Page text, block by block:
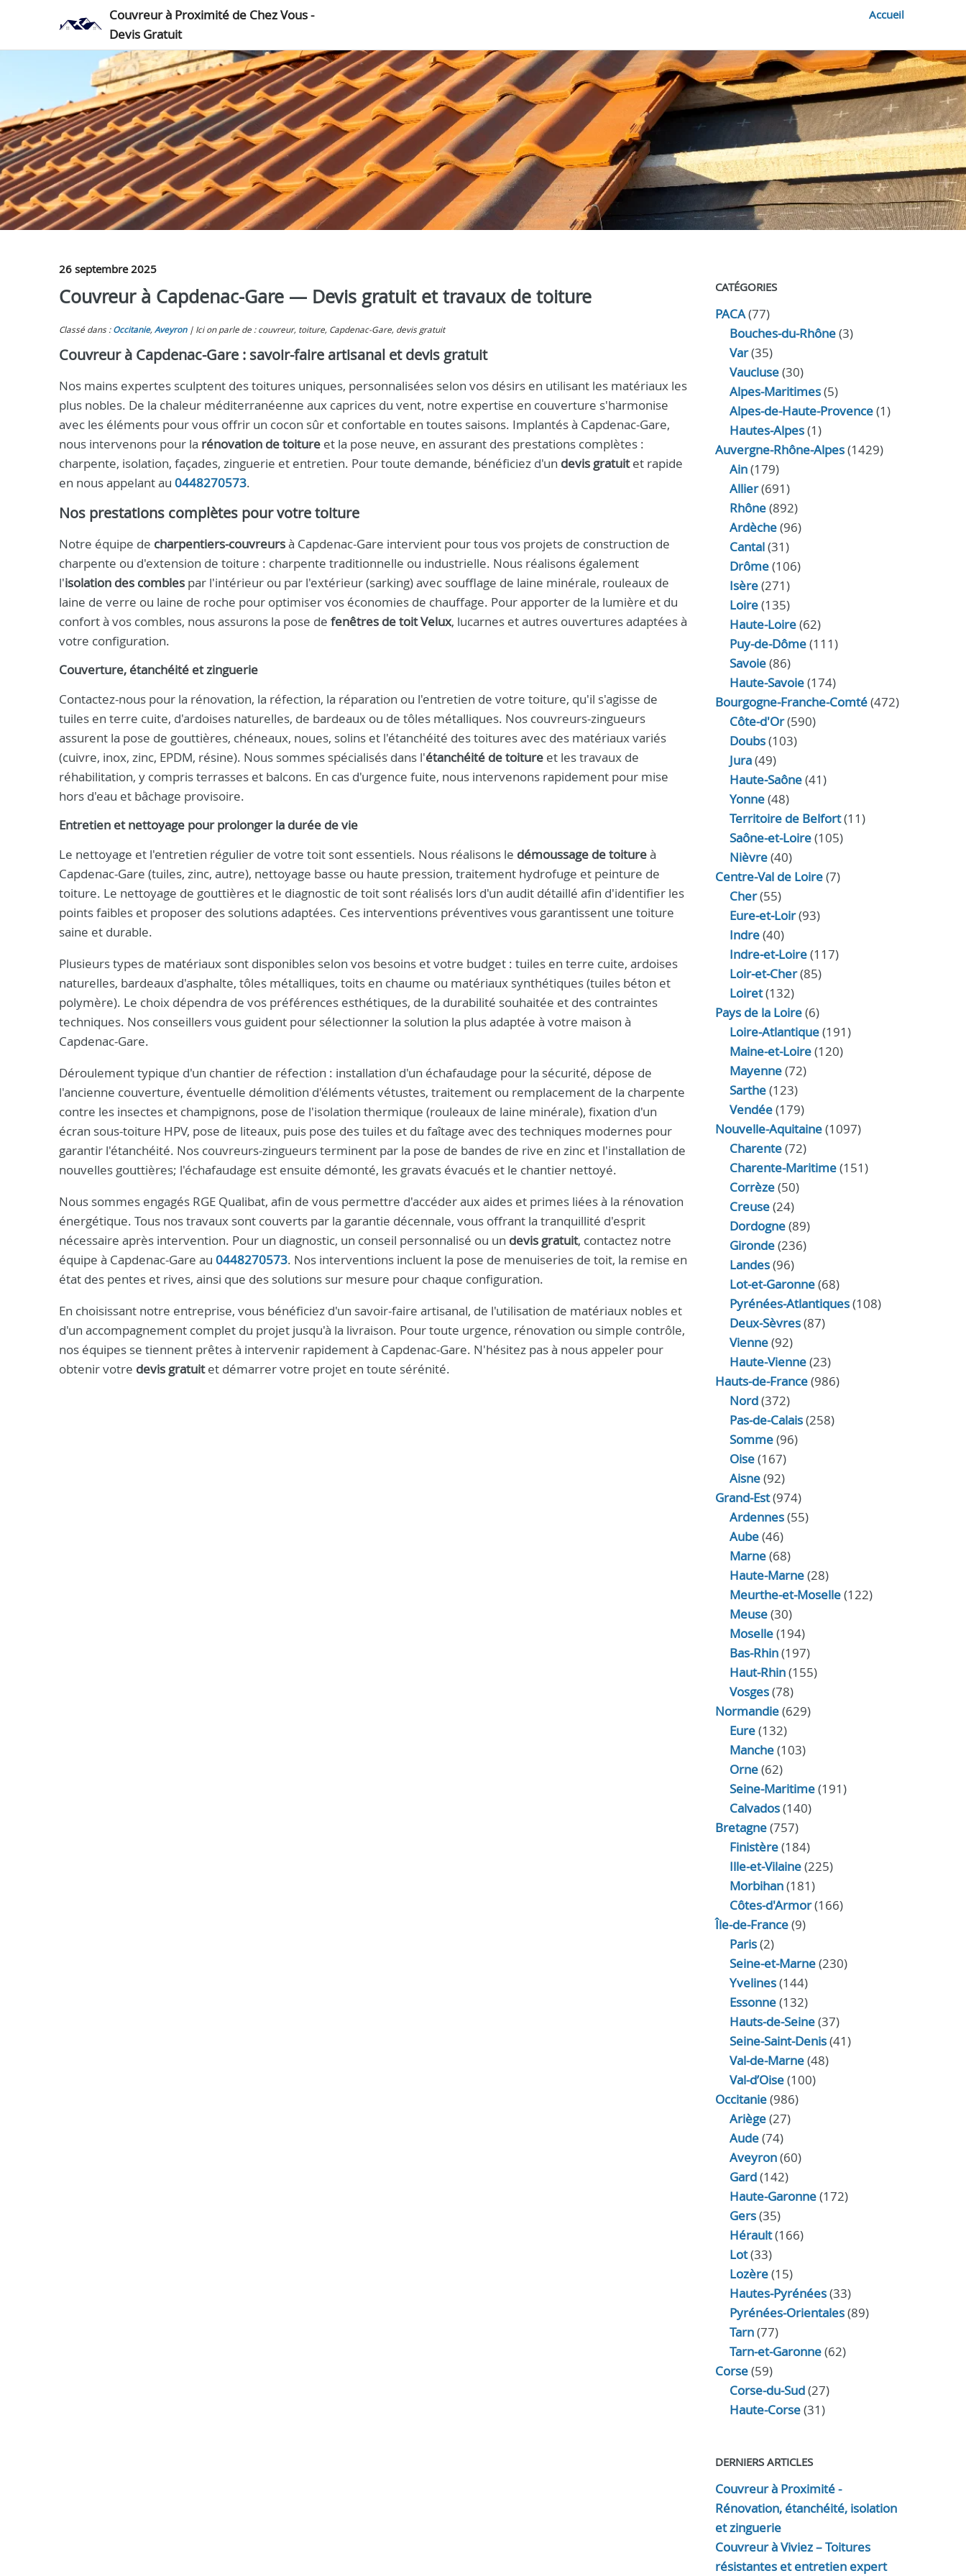
Couvreur à Proximité de Chez Vous -
Devis Gratuit
Accueil
26 septembre 2025
Couvreur à Capdenac-Gare — Devis gratuit et travaux de toiture
Classé dans : Occitanie, Aveyron Ici on parle de : couvreur, toiture, Capdenac-Gare, devis gratuit
Couvreur à Capdenac-Gare : savoir-faire artisanal et devis gratuit
Nos mains expertes sculptent des toitures uniques, personnalisées selon vos désirs en utilisant les matériaux les
plus nobles. De la chaleur méditerranéenne aux caprices du vent, notre expertise en couverture s'harmonise
avec les éléments pour vous offrir un cocon sûr et confortable en toutes saisons. Implantés à Capdenac-Gare,
nous intervenons pour la rénovation de toiture et la pose neuve, en assurant des prestations complètes :
charpente, isolation, façades, zinguerie et entretien. Pour toute demande, bénéficiez d'un devis gratuitet rapide
en nous appelant au 0448270573.
Nos prestations complètes pour votre toiture
Notre équipe de charpentiers-couvreursà Capdenac-Gare intervient pour tous vos projets de construction de
charpente ou d'extension de toiture : charpente traditionnelle ou industrielle. Nous réalisons également
l'isolation des combles par l'intérieur ou par l'extérieur (sarking) avec soufflage de laine minérale, rouleaux de
laine de verre ou laine de roche pour optimiser vos économies de chauffage. Pour apporter de la lumière et du
confort à vos combles, nous assurons la pose de fenêtres de toit Velux, lucarnes et autres ouvertures adaptées à
votre configuration.
Couverture, étanchéité et zinguerie
Contactez-nous pour la rénovation, la réfection, la réparation ou l'entretien de votre toiture, qu'il s'agisse de
tuiles en terre cuite, d'ardoises naturelles, de bardeaux ou de tôles métalliques. Nos couvreurs-zingueurs
assurent la pose de gouttières, chéneaux, noues, solins et l'étanchéité des toitures avec des matériaux variés
(cuivre, inox, zinc, EPDM, résine). Nous sommes spécialisés dans l'étanchéité de toiture et les travaux de
réhabilitation, y compris terrasses et balcons. En cas d'urgence fuite, nous intervenons rapidement pour mise
hors d'eau et bâchage provisoire.
Entretien et nettoyage pour prolonger la durée de vie
Le nettoyage et l'entretien régulier de votre toit sont essentiels. Nous réalisons le démoussage de toitureà
Capdenac-Gare (tuiles, zinc, autre), nettoyage basse ou haute pression, traitement hydrofuge et peinture de
toiture. Le nettoyage de gouttières et le diagnostic de toit sont réalisés lors d'un audit détaillé afin d'identifier les
points faibles et proposer des solutions adaptées. Ces interventions préventives vous garantissent une toiture
saine et durable.
Plusieurs types de matériaux sont disponibles selon vos besoins et votre budget : tuiles en terre cuite, ardoises
naturelles, bardeaux d'asphalte, tôles métalliques, toits en chaume ou matériaux synthétiques (tuiles béton et
polymère). Le choix dépendra de vos préférences esthétiques, de la durabilité souhaitée et des contraintes
techniques. Nos conseillers vous guident pour sélectionner la solution la plus adaptée à votre maison à
Capdenac-Gare.
Déroulement typique d'un chantier de réfection : installation d'un échafaudage pour la sécurité, dépose de
l'ancienne couverture, éventuelle démolition d'éléments vétustes, traitement ou remplacement de la charpente
contre les insectes et champignons, pose de l'isolation thermique (rouleaux de laine minérale), fixation d'un
écran sous-toiture HPV, pose de liteaux, puis pose des tuiles et du faîtage avec des techniques modernes pour
garantir l'étanchéité. Nos couvreurs-zingueurs terminent par la pose de bandes de rive en zinc et l'installation de
nouvelles gouttières; l'échafaudage est ensuite démonté, les gravats évacués et le chantier nettoyé.
Nous sommes engagés RGE Qualibat, afin de vous permettre d'accéder aux aides et primes liées à la rénovation
énergétique. Tous nos travaux sont couverts par la garantie décennale, vous offrant la tranquillité d'esprit
nécessaire après intervention. Pour un diagnostic, un conseil personnalisé ou un devis gratuit, contactez notre
équipe à Capdenac-Gare au 0448270573. Nos interventions incluent la pose de menuiseries de toit, la remise en
état des pentes et rives, ainsi que des solutions sur mesure pour chaque configuration.
En choisissant notre entreprise, vous bénéficiez d'un savoir-faire artisanal, de l'utilisation de matériaux nobles et
d'un accompagnement complet du projet jusqu'à la livraison. Pour toute urgence, rénovation ou simple contrôle,
nos équipes se tiennent prêtes à intervenir rapidement à Capdenac-Gare. N'hésitez pas à nous appeler pour
obtenir votre devis gratuitet démarrer votre projet en toute sérénité.
CATÉGORIES
PACA(77)
Bouches-du-Rhône(3)
Var(35)
Vaucluse(30)
Alpes-Maritimes(5)
Alpes-de-Haute-Provence(1)
Hautes-Alpes(1)
Auvergne-Rhône-Alpes(1429)
Ain(179)
Allier(691)
Rhône(892)
Ardèche(96)
Cantal(31)
Drôme(106)
Isère(271)
Loire(135)
Haute-Loire(62)
Puy-de-Dôme(111)
Savoie(86)
Haute-Savoie(174)
Bourgogne-Franche-Comté(472)
Côte-d'Or(590)
Doubs(103)
Jura(49)
Haute‑Saône(41)
Yonne(48)
Territoire de Belfort(11)
Saône-et-Loire(105)
Nièvre(40)
Centre-Val de Loire(7)
Cher(55)
Eure‑et‑Loir(93)
Indre(40)
Indre‑et‑Loire(117)
Loir‑et‑Cher(85)
Loiret(132)
Pays de la Loire(6)
Loire-Atlantique(191)
Maine-et-Loire(120)
Mayenne(72)
Sarthe(123)
Vendée(179)
Nouvelle-Aquitaine(1097)
Charente(72)
Charente-Maritime(151)
Corrèze(50)
Creuse(24)
Dordogne(89)
Gironde(236)
Landes(96)
Lot-et-Garonne(68)
Pyrénées-Atlantiques(108)
Deux-Sèvres(87)
Vienne(92)
Haute-Vienne(23)
Hauts-de-France(986)
Nord(372)
Pas-de-Calais(258)
Somme(96)
Oise(167)
Aisne(92)
Grand-Est(974)
Ardennes(55)
Aube(46)
Marne(68)
Haute-Marne(28)
Meurthe-et-Moselle(122)
Meuse(30)
Moselle(194)
Bas-Rhin(197)
Haut-Rhin(155)
Vosges(78)
Normandie(629)
Eure(132)
Manche(103)
Orne(62)
Seine-Maritime(191)
Calvados(140)
Bretagne(757)
Finistère(184)
Ille-et-Vilaine(225)
Morbihan(181)
Côtes-d'Armor(166)
Île-de-France(9)
Paris(2)
Seine-et-Marne(230)
Yvelines(144)
Essonne(132)
Hauts-de-Seine(37)
Seine-Saint-Denis(41)
Val-de-Marne(48)
Val-d’Oise(100)
Occitanie(986)
Ariège(27)
Aude(74)
Aveyron(60)
Gard(142)
Haute-Garonne(172)
Gers(35)
Hérault(166)
Lot(33)
Lozère(15)
Hautes-Pyrénées(33)
Pyrénées-Orientales(89)
Tarn(77)
Tarn-et-Garonne(62)
Corse(59)
Corse-du-Sud(27)
Haute-Corse(31)
DERNIERS ARTICLES
Couvreur à Proximité -
Rénovation, étanchéité, isolation
et zinguerie
Couvreur à Viviez – Toitures
résistantes et entretien expert